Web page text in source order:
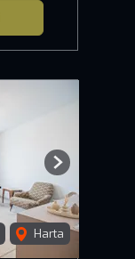
Harta
Next